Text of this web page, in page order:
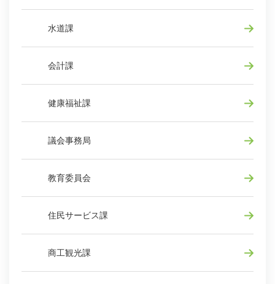
水道課
会計課
健康福祉課
議会事務局
教育委員会
住民サービス課
商工観光課